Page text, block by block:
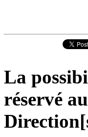
La
réservé